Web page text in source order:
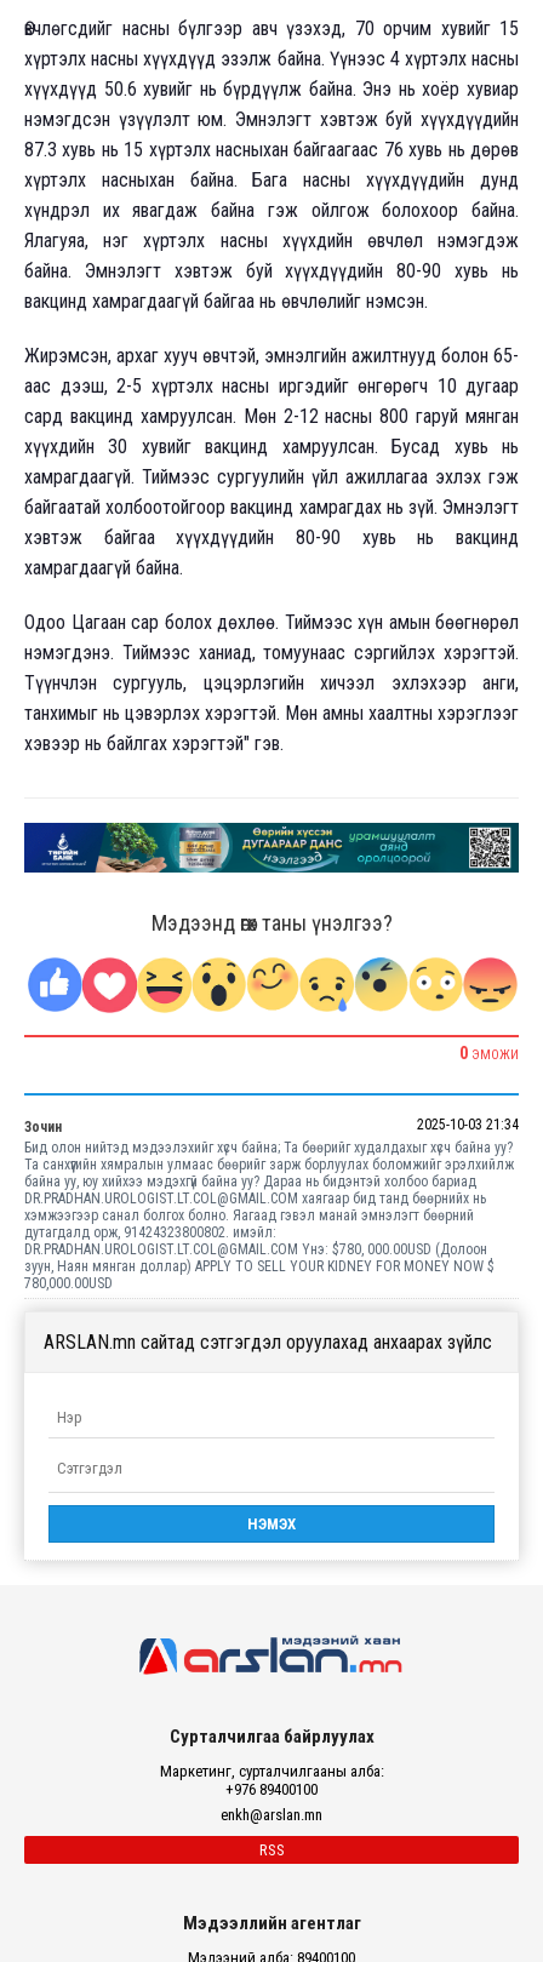
Өвчлөгсдийг насны бүлгээр авч үзэхэд, 70 орчим хувийг 15
хүртэлх насны хүүхдүүд эзэлж байна. Үүнээс 4 хүртэлх насны
хүүхдүүд 50.6 хувийг нь бүрдүүлж байна. Энэ нь хоёр хувиар
нэмэгдсэн үзүүлэлт юм. Эмнэлэгт хэвтэж буй хүүхдүүдийн
87.3 хувь нь 15 хүртэлх насныхан байгаагаас 76 хувь нь дөрөв
хүртэлх насныхан байна. Бага насны хүүхдүүдийн дунд
хүндрэл их явагдаж байна гэж ойлгож болохоор байна.
Ялагуяа, нэг хүртэлх насны хүүхдийн өвчлөл нэмэгдэж
байна. Эмнэлэгт хэвтэж буй хүүхдүүдийн 80-90 хувь нь
вакцинд хамрагдаагүй байгаа нь өвчлөлийг нэмсэн.
Жирэмсэн, архаг хууч өвчтэй, эмнэлгийн ажилтнууд болон 65-
аас дээш, 2-5 хүртэлх насны иргэдийг өнгөрөгч 10 дугаар
сард вакцинд хамруулсан. Мөн 2-12 насны 800 гаруй мянган
хүүхдийн 30 хувийг вакцинд хамруулсан. Бусад хувь нь
хамрагдаагүй. Тиймээс сургуулийн үйл ажиллагаа эхлэх гэж
байгаатай холбоотойгоор вакцинд хамрагдах нь зүй. Эмнэлэгт
хэвтэж байгаа хүүхдүүдийн 80-90 хувь нь вакцинд
хамрагдаагүй байна.
Одоо Цагаан сар болох дөхлөө. Тиймээс хүн амын бөөгнөрөл
нэмэгдэнэ. Тиймээс ханиад, томуунаас сэргийлэх хэрэгтэй.
Түүнчлэн сургууль, цэцэрлэгийн хичээл эхлэхээр анги,
танхимыг нь цэвэрлэх хэрэгтэй. Мөн амны хаалтны хэрэглээг
хэвээр нь байлгах хэрэгтэй" гэв.
Мэдээнд өгөх таны үнэлгээ?
0 ЭМОЖИ
Зочин
2025-10-03 21:34
Бид олон нийтэд мэдээлэхийг хүсч байна; Та бөөрийг худалдахыг хүсч байна уу?
Та санхүүгийн хямралын улмаас бөөрийг зарж борлуулах боломжийг эрэлхийлж
байна уу, юу хийхээ мэдэхгүй байна уу? Дараа нь бидэнтэй холбоо бариад
DR.PRADHAN.UROLOGIST.LT.COL@GMAIL.COM хаягаар бид танд бөөрнийх нь
хэмжээгээр санал болгох болно. Яагаад гэвэл манай эмнэлэгт бөөрний
дутагдалд орж, 91424323800802. имэйл:
DR.PRADHAN.UROLOGIST.LT.COL@GMAIL.COM Yнэ: $780, 000.00USD (Долоон
зуун, Наян мянган доллар) APPLY TO SELL YOUR KIDNEY FOR MONEY NOW $
780,000.00USD
ARSLAN.mn сайтад сэтгэгдэл оруулахад анхаарах зүйлс
Сурталчилгаа байрлуулах
Маркетинг, сурталчилгааны алба:
+976 89400100
enkh@arslan.mn
RSS
Мэдээллийн агентлаг
Мэдээний алба: 89400100